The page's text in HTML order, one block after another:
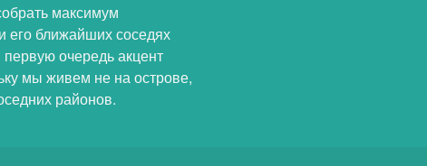
максимум
ближайших соседях
очередь акцент
мы живем не на острове,
районов.